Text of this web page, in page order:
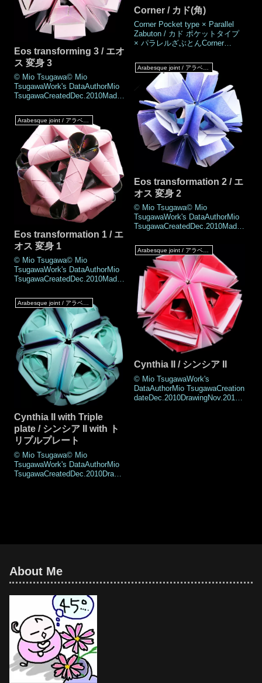
Corner / カド(角)
Corner Pocket type × Parallel
Zabuton / カド ポケットタイプ
× パラレルざぶとんCorner
カド ポケットタイプ × フローラ
ルざぶとんCorner Flap type ×
The base shape of Froebel / カ
ド フラップタイプ × フレーベル
の基本形Corner Flap type × The
base shape of Froebel II /
Eos transforming 3 / エオ
ス 変身 3
© Mio Tsugawa© Mio
TsugawaWork's DataAuthorMio
TsugawaCreatedDec.2010Made
er of parts 30 piecesPaper
size15 × 7.5 cm (Half square
paper)Joining materialsNo use
(No glued)Joining
methodArabesque
jointMEMOThis is the
Eos transformation 2 / エ
オス 変身 2
© Mio Tsugawa© Mio
TsugawaWork's DataAuthorMio
TsugawaCreatedDec.2010Made
er of parts 30 piecesPaper
size10 × 5 cm ()Joining
materialsNo use (No
glued)Joining methodArabesque
jointMEMOThis form is the
transforming
Eos transformation 1 / エ
オス 変身 1
© Mio Tsugawa© Mio
TsugawaWork's DataAuthorMio
TsugawaCreatedDec.2010Made
er of parts 30 piecesPaper
size15 × 7.5 cm (Half square
paper)Joining materialsNo use
(No glued)Joining
methodArabesque
jointMEMOThe first p
Arabesque joint / アラベスクジョイント
Cynthia II / シンシア II
© Mio TsugawaWork's
DataAuthorMio TsugawaCreation
dateDec.2010DrawingNov.2018N
Arabesque joint / アラベスクジョイント
Cynthia II with Triple
plate / シンシア II with ト
リプルプレート
© Mio Tsugawa© Mio
TsugawaWork's DataAuthorMio
TsugawaCreatedDec.2010Drawi
About Me